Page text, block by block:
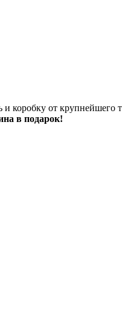
коробку от крупнейшего
в подарок!